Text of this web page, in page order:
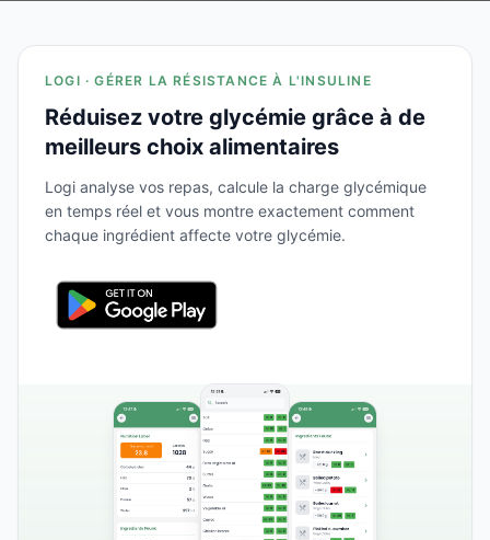
LOGI · GÉRER LA RÉSISTANCE À L'INSULINE
Réduisez votre glycémie grâce à de
meilleurs choix alimentaires
Logi analyse vos repas, calcule la charge glycémique
en temps réel et vous montre exactement comment
chaque ingrédient affecte votre glycémie.